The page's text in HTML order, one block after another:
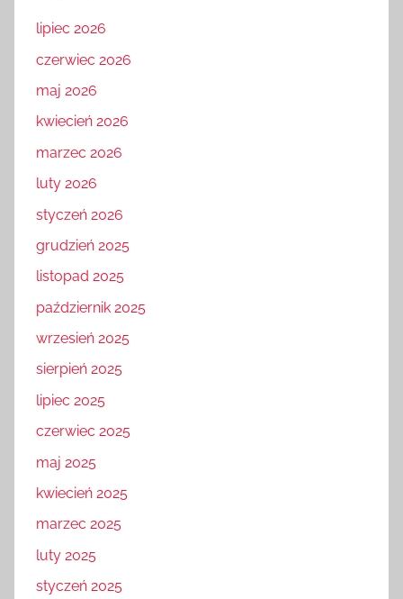
lipiec 2026
czerwiec 2026
maj 2026
kwiecień 2026
marzec 2026
luty 2026
styczeń 2026
grudzień 2025
listopad 2025
październik 2025
wrzesień 2025
sierpień 2025
lipiec 2025
czerwiec 2025
maj 2025
kwiecień 2025
marzec 2025
luty 2025
styczeń 2025